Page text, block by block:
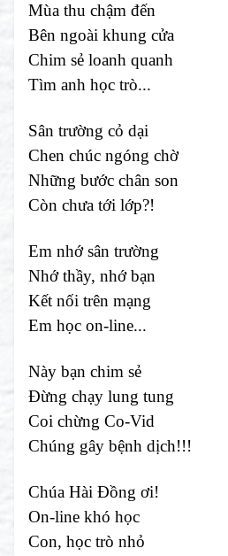
Mùa thu chậm đến
Bên ngoài khung cửa
Chim sẻ loanh quanh
Tìm anh học trò...
Sân trường cỏ dại
Chen chúc ngóng chờ
Những bước chân son
Còn chưa tới lớp?!
Em nhớ sân trường
Nhớ thầy, nhớ bạn
Kết nối trên mạng
Em học on-line...
Này bạn chim sẻ
Đừng chạy lung tung
Coi chừng Co-Vid
Chúng gây bệnh dịch!!!
Chúa Hài Đồng ơi!
On-line khó học
Con, học trò nhỏ